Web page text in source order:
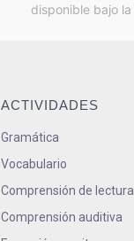
disponible bajo la
ACTIVIDADES
Gramática
Vocabulario
Comprensión de lectura
Comprensión auditiva